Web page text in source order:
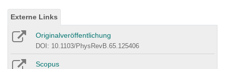
Externe Links
Originalveröffentlichung
DOI: 10.1103/PhysRevB.65.125406
Scopus